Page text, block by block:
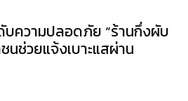
บความปลอดภัย “ร้านกึ่งผับ
นช่วยแจ้งเบาะแสผ่าน